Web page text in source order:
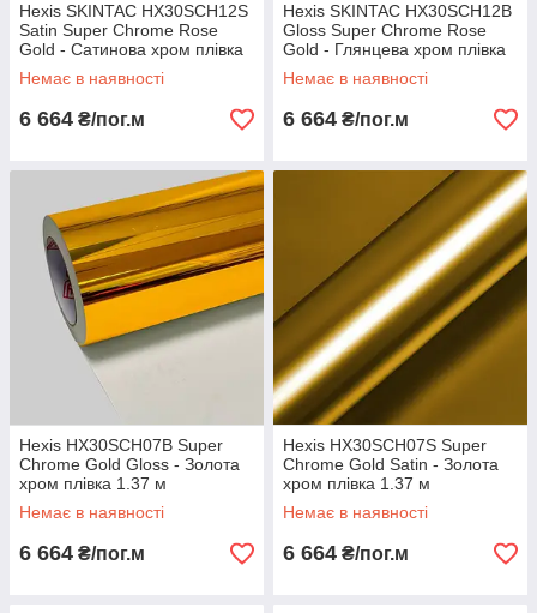
Hexis SKINTAC HX30SCH12S
Satin Super Chrome Rose
Gold - Сатинова хром плівка
рожеве золото 1.37 м
Немає в наявності
6 664 ₴/пог.м
Hexis SKINTAC HX30SCH12B
Gloss Super Chrome Rose
Gold - Глянцева хром плівка
рожеве золото 1.37 м
Немає в наявності
6 664 ₴/пог.м
Hexis HX30SCH07B Super
Chrome Gold Gloss - Золота
хром плівка 1.37 м
Немає в наявності
6 664 ₴/пог.м
Hexis HX30SCH07S Super
Chrome Gold Satin - Золота
хром плівка 1.37 м
Немає в наявності
6 664 ₴/пог.м